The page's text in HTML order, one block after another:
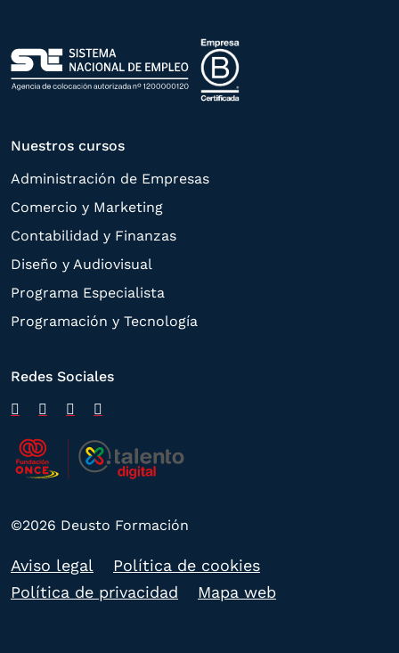
Nuestros cursos
Administración de Empresas
Comercio y Marketing
Contabilidad y Finanzas
Diseño y Audiovisual
Programa Especialista
Programación y Tecnología
Redes Sociales
©2026 Deusto Formación
Aviso legal
Política de cookies
Política de privacidad
Mapa web